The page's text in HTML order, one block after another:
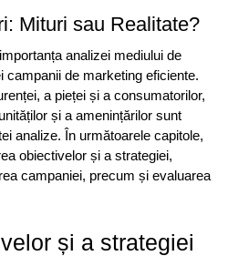
Mituri sau Realitate?
analizei mediului de
campanii de marketing eficiente.
a pieței și a consumatorilor,
și a amenințărilor sunt
analize. În următoarele capitole,
obiectivelor și a strategiei,
campaniei, precum și evaluarea
și a strategiei